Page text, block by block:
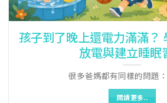
孩子到了晚上還電力滿滿？
放電與建立睡眠
很多爸媽都有同樣的問題
閱讀更多..